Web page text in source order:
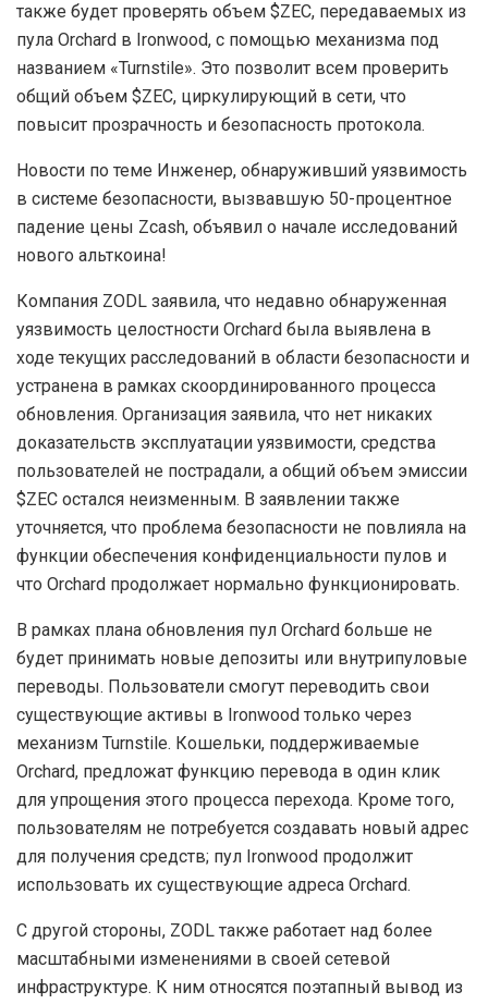
также будет проверять объем $ZEC, передаваемых из
пула Orchard в Ironwood, с помощью механизма под
названием «Turnstile». Это позволит всем проверить
общий объем $ZEC, циркулирующий в сети, что
повысит прозрачность и безопасность протокола.
Новости по теме Инженер, обнаруживший уязвимость
в системе безопасности, вызвавшую 50-процентное
падение цены Zcash, объявил о начале исследований
нового альткоина!
Компания ZODL заявила, что недавно обнаруженная
уязвимость целостности Orchard была выявлена в
ходе текущих расследований в области безопасности и
устранена в рамках скоординированного процесса
обновления. Организация заявила, что нет никаких
доказательств эксплуатации уязвимости, средства
пользователей не пострадали, а общий объем эмиссии
$ZEC остался неизменным. В заявлении также
уточняется, что проблема безопасности не повлияла на
функции обеспечения конфиденциальности пулов и
что Orchard продолжает нормально функционировать.
В рамках плана обновления пул Orchard больше не
будет принимать новые депозиты или внутрипуловые
переводы. Пользователи смогут переводить свои
существующие активы в Ironwood только через
механизм Turnstile. Кошельки, поддерживаемые
Orchard, предложат функцию перевода в один клик
для упрощения этого процесса перехода. Кроме того,
пользователям не потребуется создавать новый адрес
для получения средств; пул Ironwood продолжит
использовать их существующие адреса Orchard.
С другой стороны, ZODL также работает над более
масштабными изменениями в своей сетевой
инфраструктуре. К ним относятся поэтапный вывод из